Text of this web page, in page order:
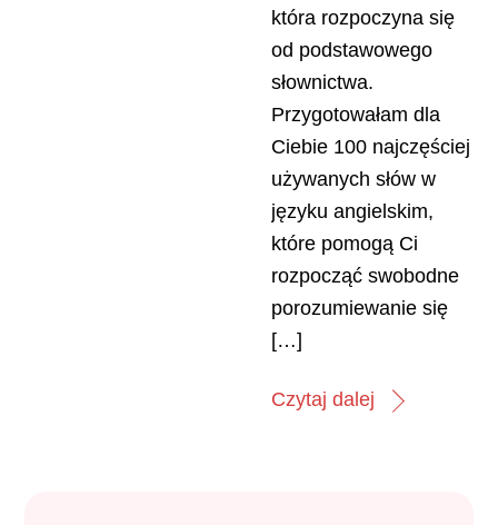
która rozpoczyna się
od podstawowego
słownictwa.
Przygotowałam dla
Ciebie 100 najczęściej
używanych słów w
języku angielskim,
które pomogą Ci
rozpocząć swobodne
porozumiewanie się
[…]
Czytaj dalej